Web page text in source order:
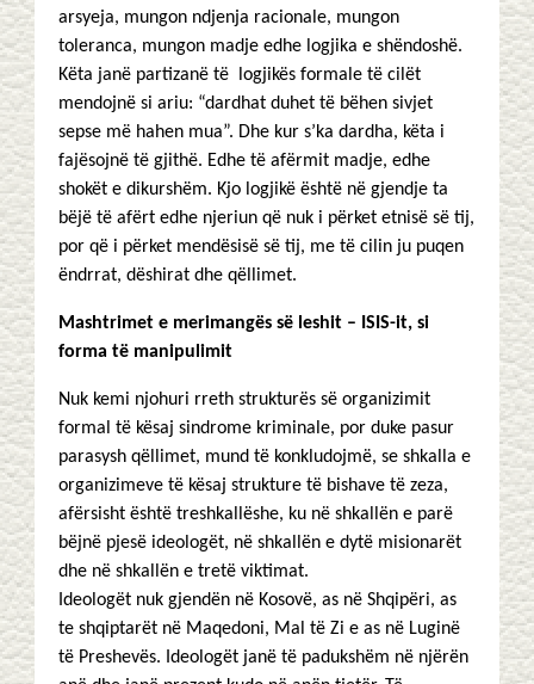
arsyeja, mungon ndjenja racionale, mungon
toleranca, mungon madje edhe logjika e shëndoshë.
Këta janë partizanë të logjikës formale të cilët
mendojnë si ariu: “dardhat duhet të bëhen sivjet
sepse më hahen mua”. Dhe kur s’ka dardha, këta i
fajësojnë të gjithë. Edhe të afërmit madje, edhe
shokët e dikurshëm. Kjo logjikë është në gjendje ta
bëjë të afërt edhe njeriun që nuk i përket etnisë së tij,
por që i përket mendësisë së tij, me të cilin ju puqen
ëndrrat, dëshirat dhe qëllimet.
Mashtrimet e merimangës së leshit – ISIS-it, si
forma të manipulimit
Nuk kemi njohuri rreth strukturës së organizimit
formal të kësaj sindrome kriminale, por duke pasur
parasysh qëllimet, mund të konkludojmë, se shkalla e
organizimeve të kësaj strukture të bishave të zeza,
afërsisht është treshkallëshe, ku në shkallën e parë
bëjnë pjesë ideologët, në shkallën e dytë misionarët
dhe në shkallën e tretë viktimat.
Ideologët nuk gjendën në Kosovë, as në Shqipëri, as
te shqiptarët në Maqedoni, Mal të Zi e as në Luginë
të Preshevës. Ideologët janë të padukshëm në njërën